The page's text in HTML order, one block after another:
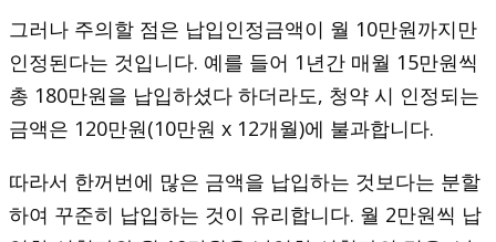
그러나 주의할 점은 납입인정금액이 월 10만원까지만
인정된다는 것입니다. 예를 들어 1년간 매월 15만원씩
총 180만원을 납입하셨다 하더라도, 청약 시 인정되는
금액은 120만원(10만원 x 12개월)에 불과합니다.
따라서 한꺼번에 많은 금액을 납입하는 것보다는 분할
하여 꾸준히 납입하는 것이 유리합니다. 월 2만원씩 납